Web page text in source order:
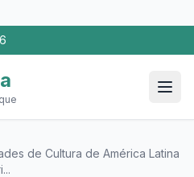
de Cultura de América Latina